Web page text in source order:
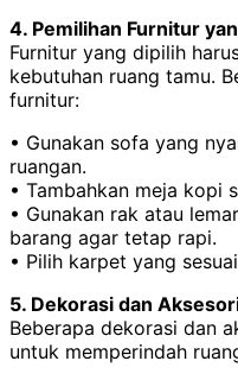
4. Pemilihan Furnitur
Furnitur yang dipilih
kebutuhan ruang tamu.
furnitur:
• Gunakan sofa yang
ruangan.
• Tambahkan meja kopi
• Gunakan rak atau
barang agar tetap rapi.
• Pilih karpet yang
5. Dekorasi dan
Beberapa dekorasi dan
untuk memperindah